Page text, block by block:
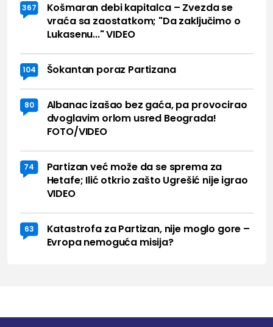
367
Košmaran debi kapitalca – Zvezda se
vraća sa zaostatkom; "Da zaključimo o
Lukasenu..." VIDEO
104 Šokantan poraz Partizana
80
Albanac izašao bez gaća, pa provocirao
dvoglavim orlom usred Beograda!
FOTO/VIDEO
74
Partizan već može da se sprema za
Hetafe; Ilić otkrio zašto Ugrešić nije igrao
VIDEO
63
Katastrofa za Partizan, nije moglo gore –
Evropa nemoguća misija?